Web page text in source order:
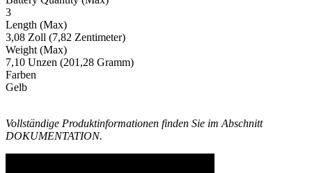
3
Length (Max)
3,08 Zoll (7,82 Zentimeter)
Weight (Max)
7,10 Unzen (201,28 Gramm)
Farben
Gelb
Vollständige Produktinformationen finden Sie im Abschnitt
DOKUMENTATION.